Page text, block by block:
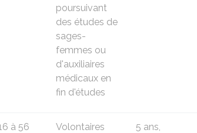
poursuivant
des études de
sages-
femmes ou
d'auxiliaires
médicaux en
fin d'études
à 56
Volontaires
5 ans,